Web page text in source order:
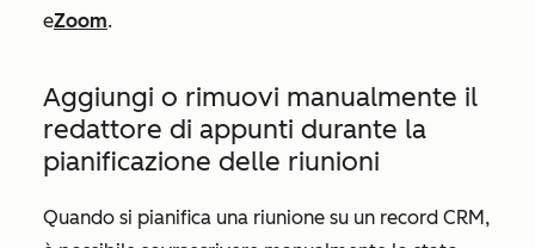
eZoom.
Aggiungi o rimuovi manualmente il
redattore di appunti durante la
pianificazione delle riunioni
Quando si pianifica una riunione su un record CRM,